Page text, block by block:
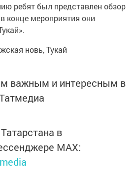
ребят был представлен обзор
конце мероприятия они
важным и интересным в
в
MАХ: